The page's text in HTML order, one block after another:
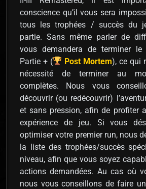
conscience qu’il vous sera
tous les trophées / succès du
partie. Sans même parler de
vous demandera de terminer
Partie + (
Post Mortem), ce qui
nécessité de terminer au
complètes. Nous vous
découvrir (ou redécouvrir)
et sans pression, afin de profiter
expérience de jeu. Si vous
optimiser votre premier run, nous
la liste des trophées/succès
niveau, afin que vous soyez
actions demandées. Au cas où
nous vous conseillons de faire